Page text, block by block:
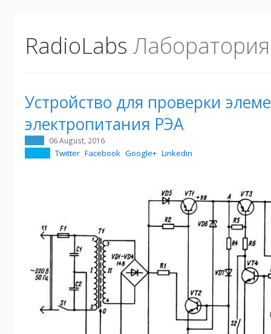
RadioLabs
Устройство для проверки
электропитания РЭА
06 August, 2016
Twitter Facebook Google+ Linkedin